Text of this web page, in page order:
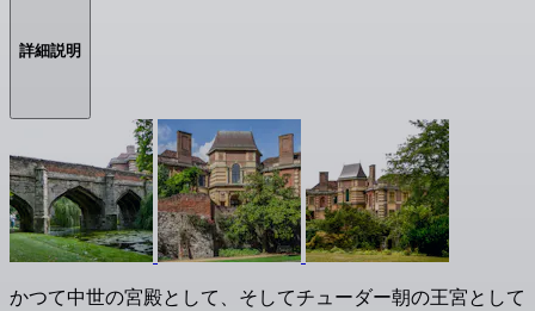
詳細説明
かつて中世の宮殿として、そしてチューダー朝の王宮として